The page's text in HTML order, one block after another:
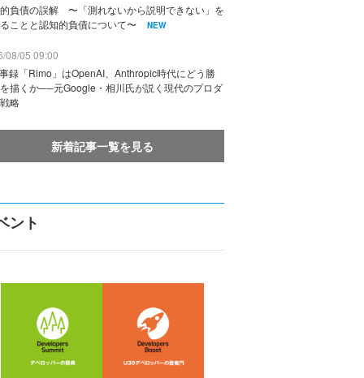
負債の誤解 〜「測れないから説明できない」を
ことと認知的負債について〜
NEW
08/05 09:00
録「Rimo」はOpenAI、Anthropic時代にどう勝
描くか──元Google・相川氏が説く現代のプロダ
略
新着記事一覧を見る
ント